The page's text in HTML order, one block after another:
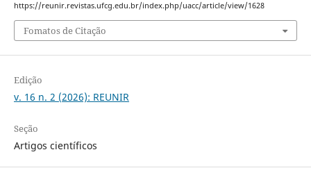
https://reunir.revistas.ufcg.edu.br/index.php/uacc/article/view/1628
Fomatos de Citação
Edição
v. 16 n. 2 (2026): REUNIR
Seção
Artigos científicos